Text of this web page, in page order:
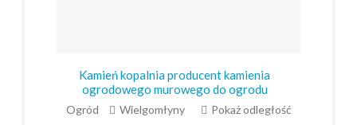
Kamień kopalnia producent kamienia
ogrodowego murowego do ogrodu
Ogród Wielgomłyny Pokaż odległość